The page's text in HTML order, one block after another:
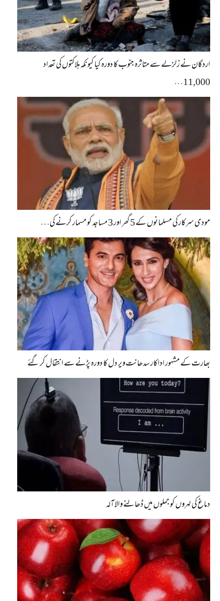
اردگان نے زلزلے سے متاثرہ جنوب کا دورہ کیا کیونکہ ہلاکتوں کی تعداد
11,000…
مودی سرکار کی مسلمانوں کے 5 گھر اور 3 مساجد کو مسمار کرنے کی…
بھارت کے مشہور اداکار سدھانت ویر دل کا دورہ پڑنے سے انتقال کر گئے
دماغ کی لہروں کو جملوں میں ڈھالنے والا آلہ